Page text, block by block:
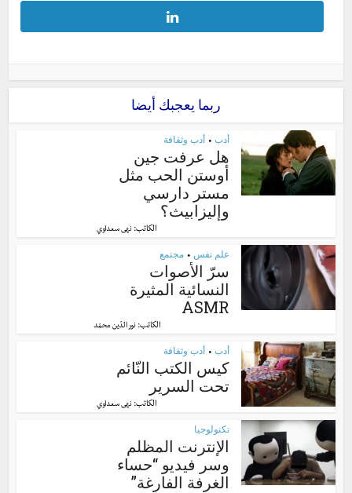
ربما يعجبك أيضا
أدب • أدب وثقافة
هل عرفت جين
أوستن الحب مثل
مستر دارسي
وإليزابيث؟
الكاتب: نهى سعداوي
علم نفس • مجتمع
سرّ الأصوات
النسائية المثيرة
ASMR
الكاتب:نور الدّين محمّد
أدب • أدب وثقافة
كيس الكتب النّائم
تحت السرير
الكاتب: نهى سعداوي
تكنولوجيا
الإنترنت المظلم
وسر فيديو “حساء
الغرفة الفارغة”